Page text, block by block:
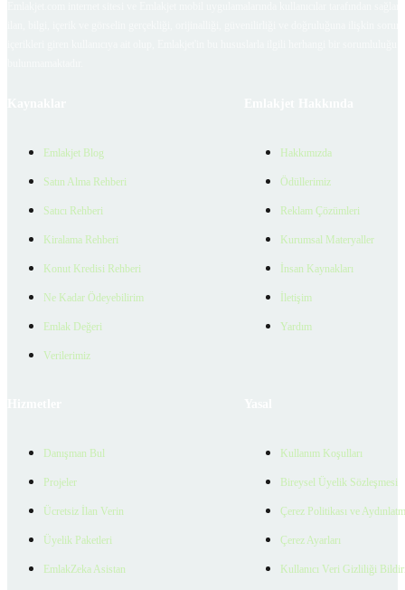
Emlakjet Blog
Satın Alma Rehberi
Satıcı Rehberi
Kiralama Rehberi
Konut Kredisi Rehberi
Ne Kadar Ödeyebilirim
Emlak Değeri
Verilerimiz
Hakkımızda
Ödüllerimiz
Reklam Çözümleri
Kurumsal Materyaller
İnsan Kaynakları
İletişim
Yardım
Danışman Bul
Projeler
Ücretsiz İlan Verin
Üyelik Paketleri
EmlakZeka Asistan
Kullanım Koşulları
Bireysel Üyelik Sözleşmesi
Çerez Politikası ve
Çerez Ayarları
Kullanıcı Veri Gizliliği